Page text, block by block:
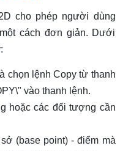
cho phép người dùng
cách đơn giản. Dưới
chọn lệnh Copy từ thanh
vào thanh lệnh.
hoặc các đối tượng cần
(base point) - điểm mà